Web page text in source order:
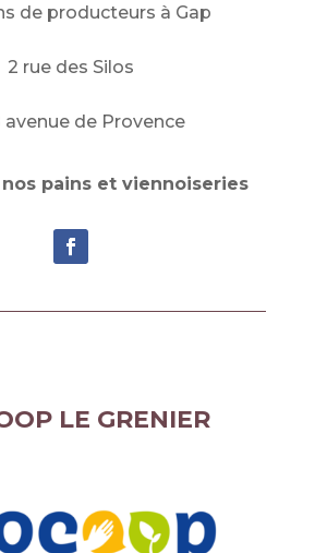
de producteurs à Gap
2 rue des Silos
avenue de Provence
pains et viennoiseries
LE GRENIER